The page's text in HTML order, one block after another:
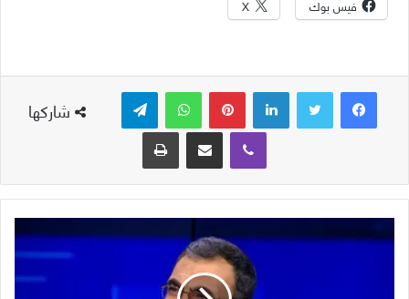
فيس بوك X
شاركها
لينكدإن بينتيريست واتساب
ڤايبر
مشاركة عبر البريد طباعة